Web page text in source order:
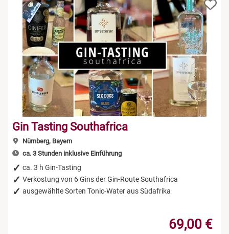
Gin Tasting Southafrica
Nürnberg, Bayern
ca. 3 Stunden inklusive Einführung
ca. 3 h Gin-Tasting
Verkostung von 6 Gins der Gin-Route Southafrica
ausgewählte Sorten Tonic-Water aus Südafrika
69,00 €